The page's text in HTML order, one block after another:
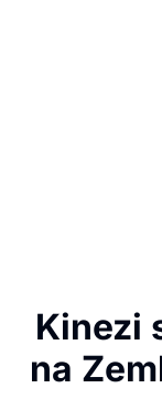
Kinezi
na